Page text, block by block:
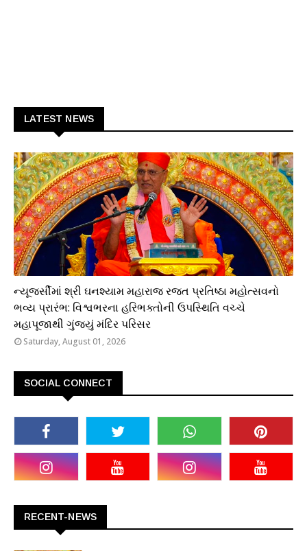
LATEST NEWS
ન્યૂજર્સીમાં શ્રી ઘનશ્યામ મહારાજ રજત પ્રતિષ્ઠા મહોત્સવનો
ભવ્ય પ્રારંભ: વિશ્વભરના હરિભક્તોની ઉપસ્થિતિ વચ્ચે
મહાપૂજાથી ગુંજ્યું મંદિર પરિસર
Saturday, August 01, 2026
SOCIAL CONNECT
RECENT-NEWS